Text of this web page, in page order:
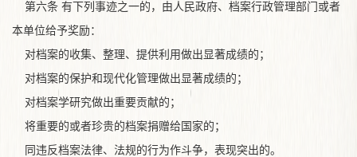
第六条 有下列事迹之一的，由人民政府、档案行政管理部门或者
本单位给予奖励：
对档案的收集、整理、提供利用做出显著成绩的；
对档案的保护和现代化管理做出显著成绩的；
对档案学研究做出重要贡献的；
将重要的或者珍贵的档案捐赠给国家的；
同违反档案法律、法规的行为作斗争，表现突出的。